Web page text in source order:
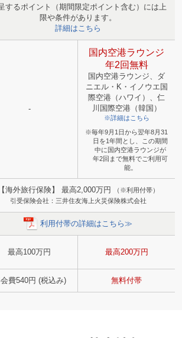
するポイント（期間限定ポイント含む）には上
限や条件があります。
詳細はこちら
-
国内空港ラウンジ
年2回無料
国内空港ラウンジ、ダ
ニエル・K・イノウエ国
際空港（ハワイ）、仁
川国際空港（韓国）
※詳細はこちら
※毎年9月1日から翌年8月31
日を1年間とし、この期間
中に国内空港ラウンジが
年2回まで無料でご利用可
能。
【海外旅行保険】 最高2,000万円
（※利用付帯）
引受保険会社：三井住友海上火災保険株式会社
利用付帯の詳細はこちら≫
最高100万円 最高200万円
費540円 (税込み) 無料付帯